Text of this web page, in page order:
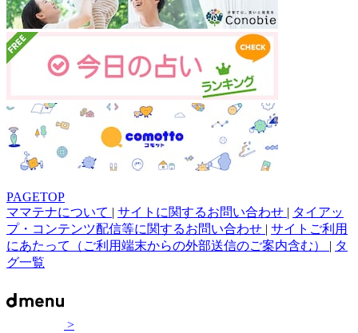
PAGETOP
ママテナについて | サイトに関するお問い合わせ | タイアッ
プ・コンテンツ配信等に関するお問い合わせ | サイトご利用
にあたって（ご利用端末からの外部送信のご案内含む） | タ
グ一覧
>